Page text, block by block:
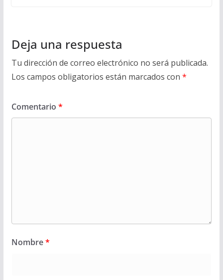
Deja una respuesta
Tu dirección de correo electrónico no será publicada.
Los campos obligatorios están marcados con *
Comentario *
Nombre*